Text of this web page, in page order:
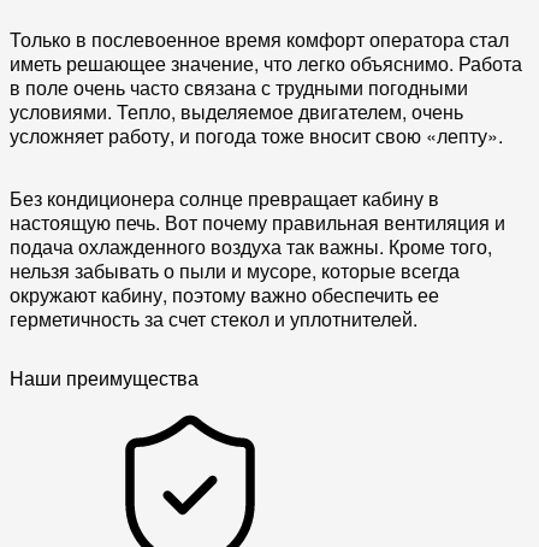
Только в послевоенное время комфорт оператора стал
иметь решающее значение, что легко объяснимо. Работа
в поле очень часто связана с трудными погодными
условиями. Тепло, выделяемое двигателем, очень
усложняет работу, и погода тоже вносит свою «лепту».
Без кондиционера солнце превращает кабину в
настоящую печь. Вот почему правильная вентиляция и
подача охлажденного воздуха так важны. Кроме того,
нельзя забывать о пыли и мусоре, которые всегда
окружают кабину, поэтому важно обеспечить ее
герметичность за счет стекол и уплотнителей.
Наши преимущества